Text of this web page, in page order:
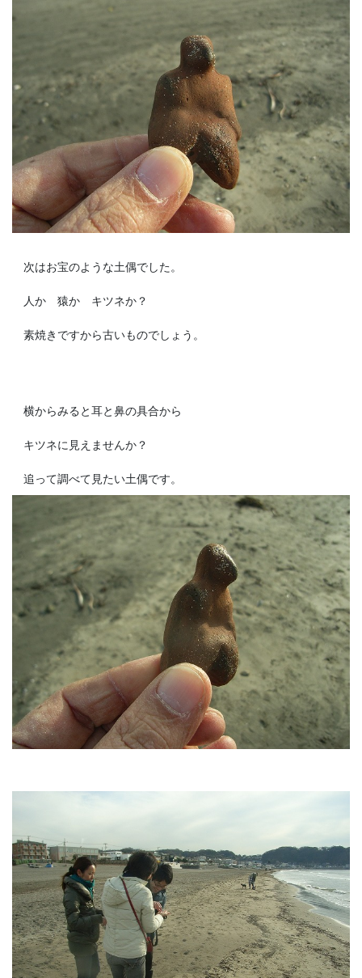
次はお宝のような土偶でした。
人か 猿か キツネか？
素焼きですから古いものでしょう。
横からみると耳と鼻の具合から
キツネに見えませんか？
追って調べて見たい土偶です。